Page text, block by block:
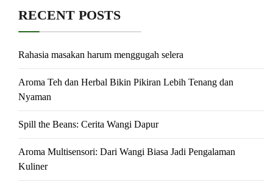
RECENT POSTS
Rahasia masakan harum menggugah selera
Aroma Teh dan Herbal Bikin Pikiran Lebih Tenang dan
Nyaman
Spill the Beans: Cerita Wangi Dapur
Aroma Multisensori: Dari Wangi Biasa Jadi Pengalaman
Kuliner